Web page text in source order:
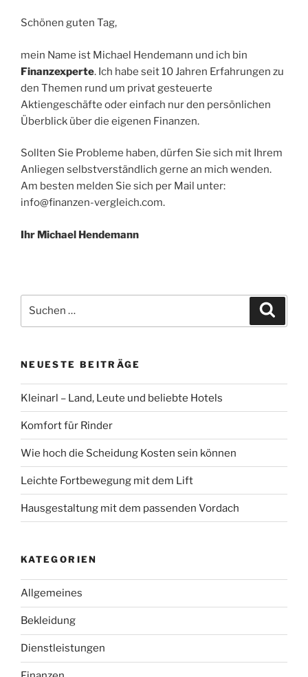
Schönen guten Tag,
mein Name ist Michael Hendemann und ich bin
Finanzexperte. Ich habe seit 10 Jahren Erfahrungen zu
den Themen rund um privat gesteuerte
Aktiengeschäfte oder einfach nur den persönlichen
Überblick über die eigenen Finanzen.
Sollten Sie Probleme haben, dürfen Sie sich mit Ihrem
Anliegen selbstverständlich gerne an mich wenden.
Am besten melden Sie sich per Mail unter:
info@finanzen-vergleich.com.
Ihr Michael Hendemann
nach:
NEUESTE BEITRÄGE
Kleinarl – Land, Leute und beliebte Hotels
Komfort für Rinder
Wie hoch die Scheidung Kosten sein können
Leichte Fortbewegung mit dem Lift
Hausgestaltung mit dem passenden Vordach
KATEGORIEN
Allgemeines
Bekleidung
Dienstleistungen